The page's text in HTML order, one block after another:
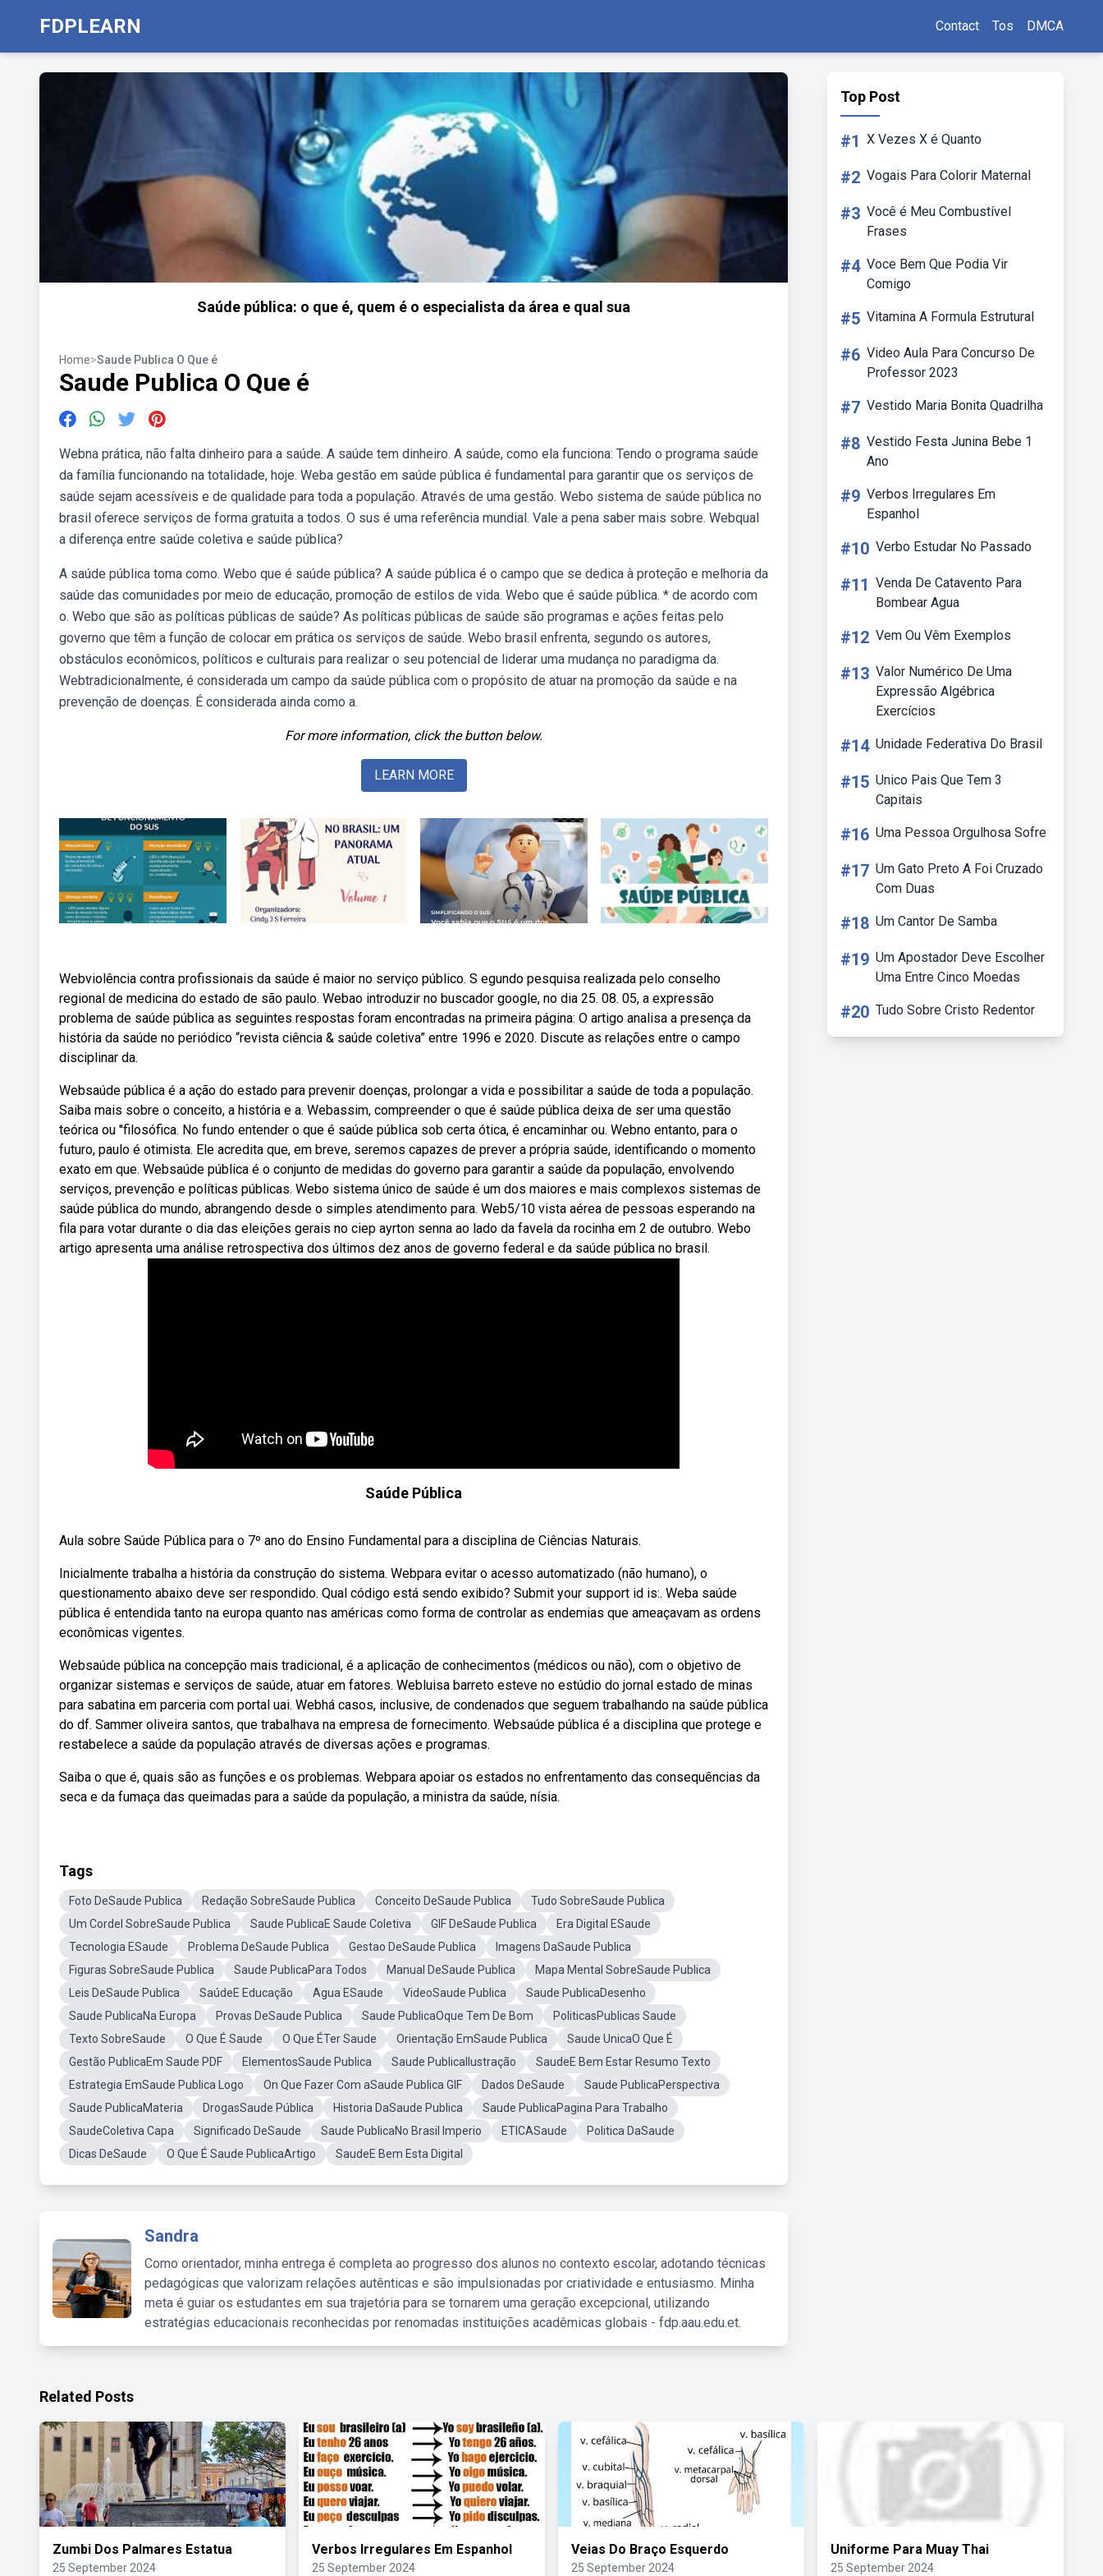
FDPLEARN Contact Tos DMCA
Saúde pública: o que é, quem é o especialista da área e qual sua
Home>Saude Publica O Que é
Saude Publica O Que é
Webna prática, não falta dinheiro para a saúde. A saúde tem dinheiro. A saúde, como ela funciona: Tendo o programa saúde
da família funcionando na totalidade, hoje. Weba gestão em saúde pública é fundamental para garantir que os serviços de
saúde sejam acessíveis e de qualidade para toda a população. Através de uma gestão. Webo sistema de saúde pública no
brasil oferece serviços de forma gratuita a todos. O sus é uma referência mundial. Vale a pena saber mais sobre. Webqual
a diferença entre saúde coletiva e saúde pública?
A saúde pública toma como. Webo que é saúde pública? A saúde pública é o campo que se dedica à proteção e melhoria da
saúde das comunidades por meio de educação, promoção de estilos de vida. Webo que é saúde pública. * de acordo com
o. Webo que são as políticas públicas de saúde? As políticas públicas de saúde são programas e ações feitas pelo
governo que têm a função de colocar em prática os serviços de saúde. Webo brasil enfrenta, segundo os autores,
obstáculos econômicos, políticos e culturais para realizar o seu potencial de liderar uma mudança no paradigma da.
Webtradicionalmente, é considerada um campo da saúde pública com o propósito de atuar na promoção da saúde e na
prevenção de doenças. É considerada ainda como a.
For more information, click the button below.
LEARN MORE
Webviolência contra profissionais da saúde é maior no serviço público. S egundo pesquisa realizada pelo conselho
regional de medicina do estado de são paulo. Webao introduzir no buscador google, no dia 25. 08. 05, a expressão
problema de saúde pública as seguintes respostas foram encontradas na primeira página: O artigo analisa a presença da
história da saúde no periódico “revista ciência & saúde coletiva” entre 1996 e 2020. Discute as relações entre o campo
disciplinar da.
Websaúde pública é a ação do estado para prevenir doenças, prolongar a vida e possibilitar a saúde de toda a população.
Saiba mais sobre o conceito, a história e a. Webassim, compreender o que é saúde pública deixa de ser uma questão
teórica ou ''filosófica. No fundo entender o que é saúde pública sob certa ótica, é encaminhar ou. Webno entanto, para o
futuro, paulo é otimista. Ele acredita que, em breve, seremos capazes de prever a própria saúde, identificando o momento
exato em que. Websaúde pública é o conjunto de medidas do governo para garantir a saúde da população, envolvendo
serviços, prevenção e políticas públicas. Webo sistema único de saúde é um dos maiores e mais complexos sistemas de
saúde pública do mundo, abrangendo desde o simples atendimento para. Web5/10 vista aérea de pessoas esperando na
fila para votar durante o dia das eleições gerais no ciep ayrton senna ao lado da favela da rocinha em 2 de outubro. Webo
artigo apresenta uma análise retrospectiva dos últimos dez anos de governo federal e da saúde pública no brasil.
Saúde Pública
Aula sobre Saúde Pública para o 7º ano do Ensino Fundamental para a disciplina de Ciências Naturais.
Inicialmente trabalha a história da construção do sistema. Webpara evitar o acesso automatizado (não humano), o
questionamento abaixo deve ser respondido. Qual código está sendo exibido? Submit your support id is:. Weba saúde
pública é entendida tanto na europa quanto nas américas como forma de controlar as endemias que ameaçavam as ordens
econômicas vigentes.
Websaúde pública na concepção mais tradicional, é a aplicação de conhecimentos (médicos ou não), com o objetivo de
organizar sistemas e serviços de saúde, atuar em fatores. Webluisa barreto esteve no estúdio do jornal estado de minas
para sabatina em parceria com portal uai. Webhá casos, inclusive, de condenados que seguem trabalhando na saúde pública
do df. Sammer oliveira santos, que trabalhava na empresa de fornecimento. Websaúde pública é a disciplina que protege e
restabelece a saúde da população através de diversas ações e programas.
Saiba o que é, quais são as funções e os problemas. Webpara apoiar os estados no enfrentamento das consequências da
seca e da fumaça das queimadas para a saúde da população, a ministra da saúde, nísia.
Tags
Foto DeSaude Publica Redação SobreSaude Publica Conceito DeSaude Publica
Tudo SobreSaude Publica
Um Cordel SobreSaude Publica
Saude PublicaE Saude Coletiva GIF DeSaude Publica
Era Digital ESaude
Tecnologia ESaude
Problema DeSaude Publica Gestao DeSaude Publica
Imagens DaSaude Publica
Figuras SobreSaude Publica
Saude PublicaPara Todos Manual DeSaude Publica
Mapa Mental SobreSaude Publica
Leis DeSaude Publica
SaúdeE Educação Agua ESaude VideoSaude Publica
Saude PublicaDesenho
Saude PublicaNa Europa
Provas DeSaude Publica Saude PublicaOque Tem De Bom
PoliticasPublicas Saude
Texto SobreSaude
O Que É Saude O Que ÉTer Saude Orientação EmSaude Publica
Saude UnicaO Que É
Gestão PublicaEm Saude PDF
ElementosSaude Publica Saude PublicaIlustração
SaudeE Bem Estar Resumo Texto
Estrategia EmSaude Publica Logo
On Que Fazer Com aSaude Publica GIF Dados DeSaude
Saude PublicaPerspectiva
Saude PublicaMateria
DrogasSaude Pública Historia DaSaude Publica
Saude PublicaPagina Para Trabalho
SaudeColetiva Capa
Significado DeSaude Saude PublicaNo Brasil Imperio ETICASaude
Politica DaSaude
Dicas DeSaude
O Que É Saude PublicaArtigo SaudeE Bem Esta Digital
Sandra
Como orientador, minha entrega é completa ao progresso dos alunos no contexto escolar, adotando técnicas
pedagógicas que valorizam relações autênticas e são impulsionadas por criatividade e entusiasmo. Minha
meta é guiar os estudantes em sua trajetória para se tornarem uma geração excepcional, utilizando
estratégias educacionais reconhecidas por renomadas instituições acadêmicas globais - fdp.aau.edu.et.
Top Post
#1 X Vezes X é Quanto
#2 Vogais Para Colorir Maternal
#3 Você é Meu Combustível
Frases
#4 Voce Bem Que Podia Vir
Comigo
#5 Vitamina A Formula Estrutural
#6 Video Aula Para Concurso De
Professor 2023
#7 Vestido Maria Bonita Quadrilha
#8 Vestido Festa Junina Bebe 1
Ano
#9 Verbos Irregulares Em
Espanhol
#10 Verbo Estudar No Passado
#11 Venda De Catavento Para
Bombear Agua
#12 Vem Ou Vêm Exemplos
#13 Valor Numérico De Uma
Expressão Algébrica
Exercícios
#14 Unidade Federativa Do Brasil
#15 Unico Pais Que Tem 3
Capitais
#16 Uma Pessoa Orgulhosa Sofre
#17 Um Gato Preto A Foi Cruzado
Com Duas
#18 Um Cantor De Samba
#19 Um Apostador Deve Escolher
Uma Entre Cinco Moedas
#20 Tudo Sobre Cristo Redentor
Related Posts
Zumbi Dos Palmares Estatua
25 September 2024
Verbos Irregulares Em Espanhol
25 September 2024
Veias Do Braço Esquerdo
25 September 2024
Uniforme Para Muay Thai
25 September 2024